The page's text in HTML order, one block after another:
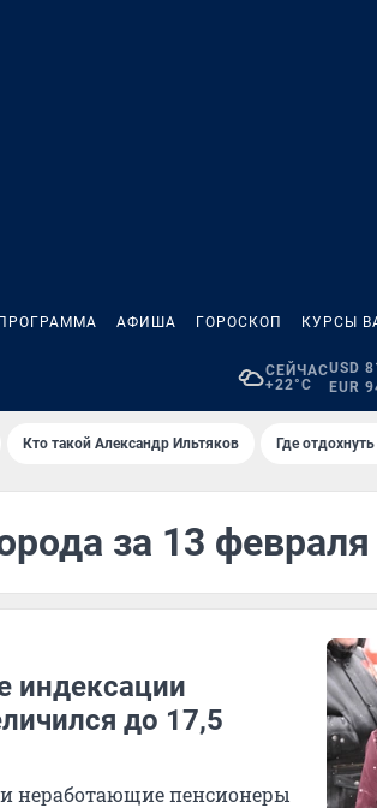
АФИША ГОРОСКОП КУРСЫ
СЕЙЧАС
+22°C
USD
EUR
Кто такой Александр Ильтяков Где
за 13
индексации
до 17,5
неработающие пенсионеры